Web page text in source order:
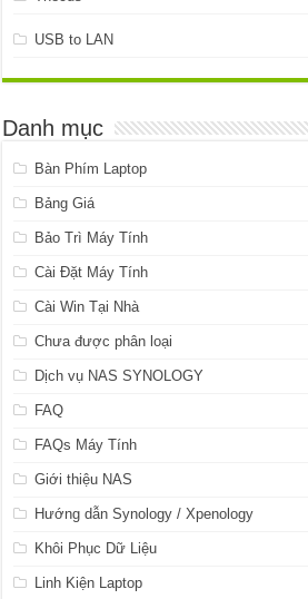
USB to LAN
Danh mục
Bàn Phím Laptop
Bảng Giá
Bảo Trì Máy Tính
Cài Đặt Máy Tính
Cài Win Tại Nhà
Chưa được phân loại
Dịch vụ NAS SYNOLOGY
FAQ
FAQs Máy Tính
Giới thiệu NAS
Hướng dẫn Synology / Xpenology
Khôi Phục Dữ Liệu
Linh Kiện Laptop